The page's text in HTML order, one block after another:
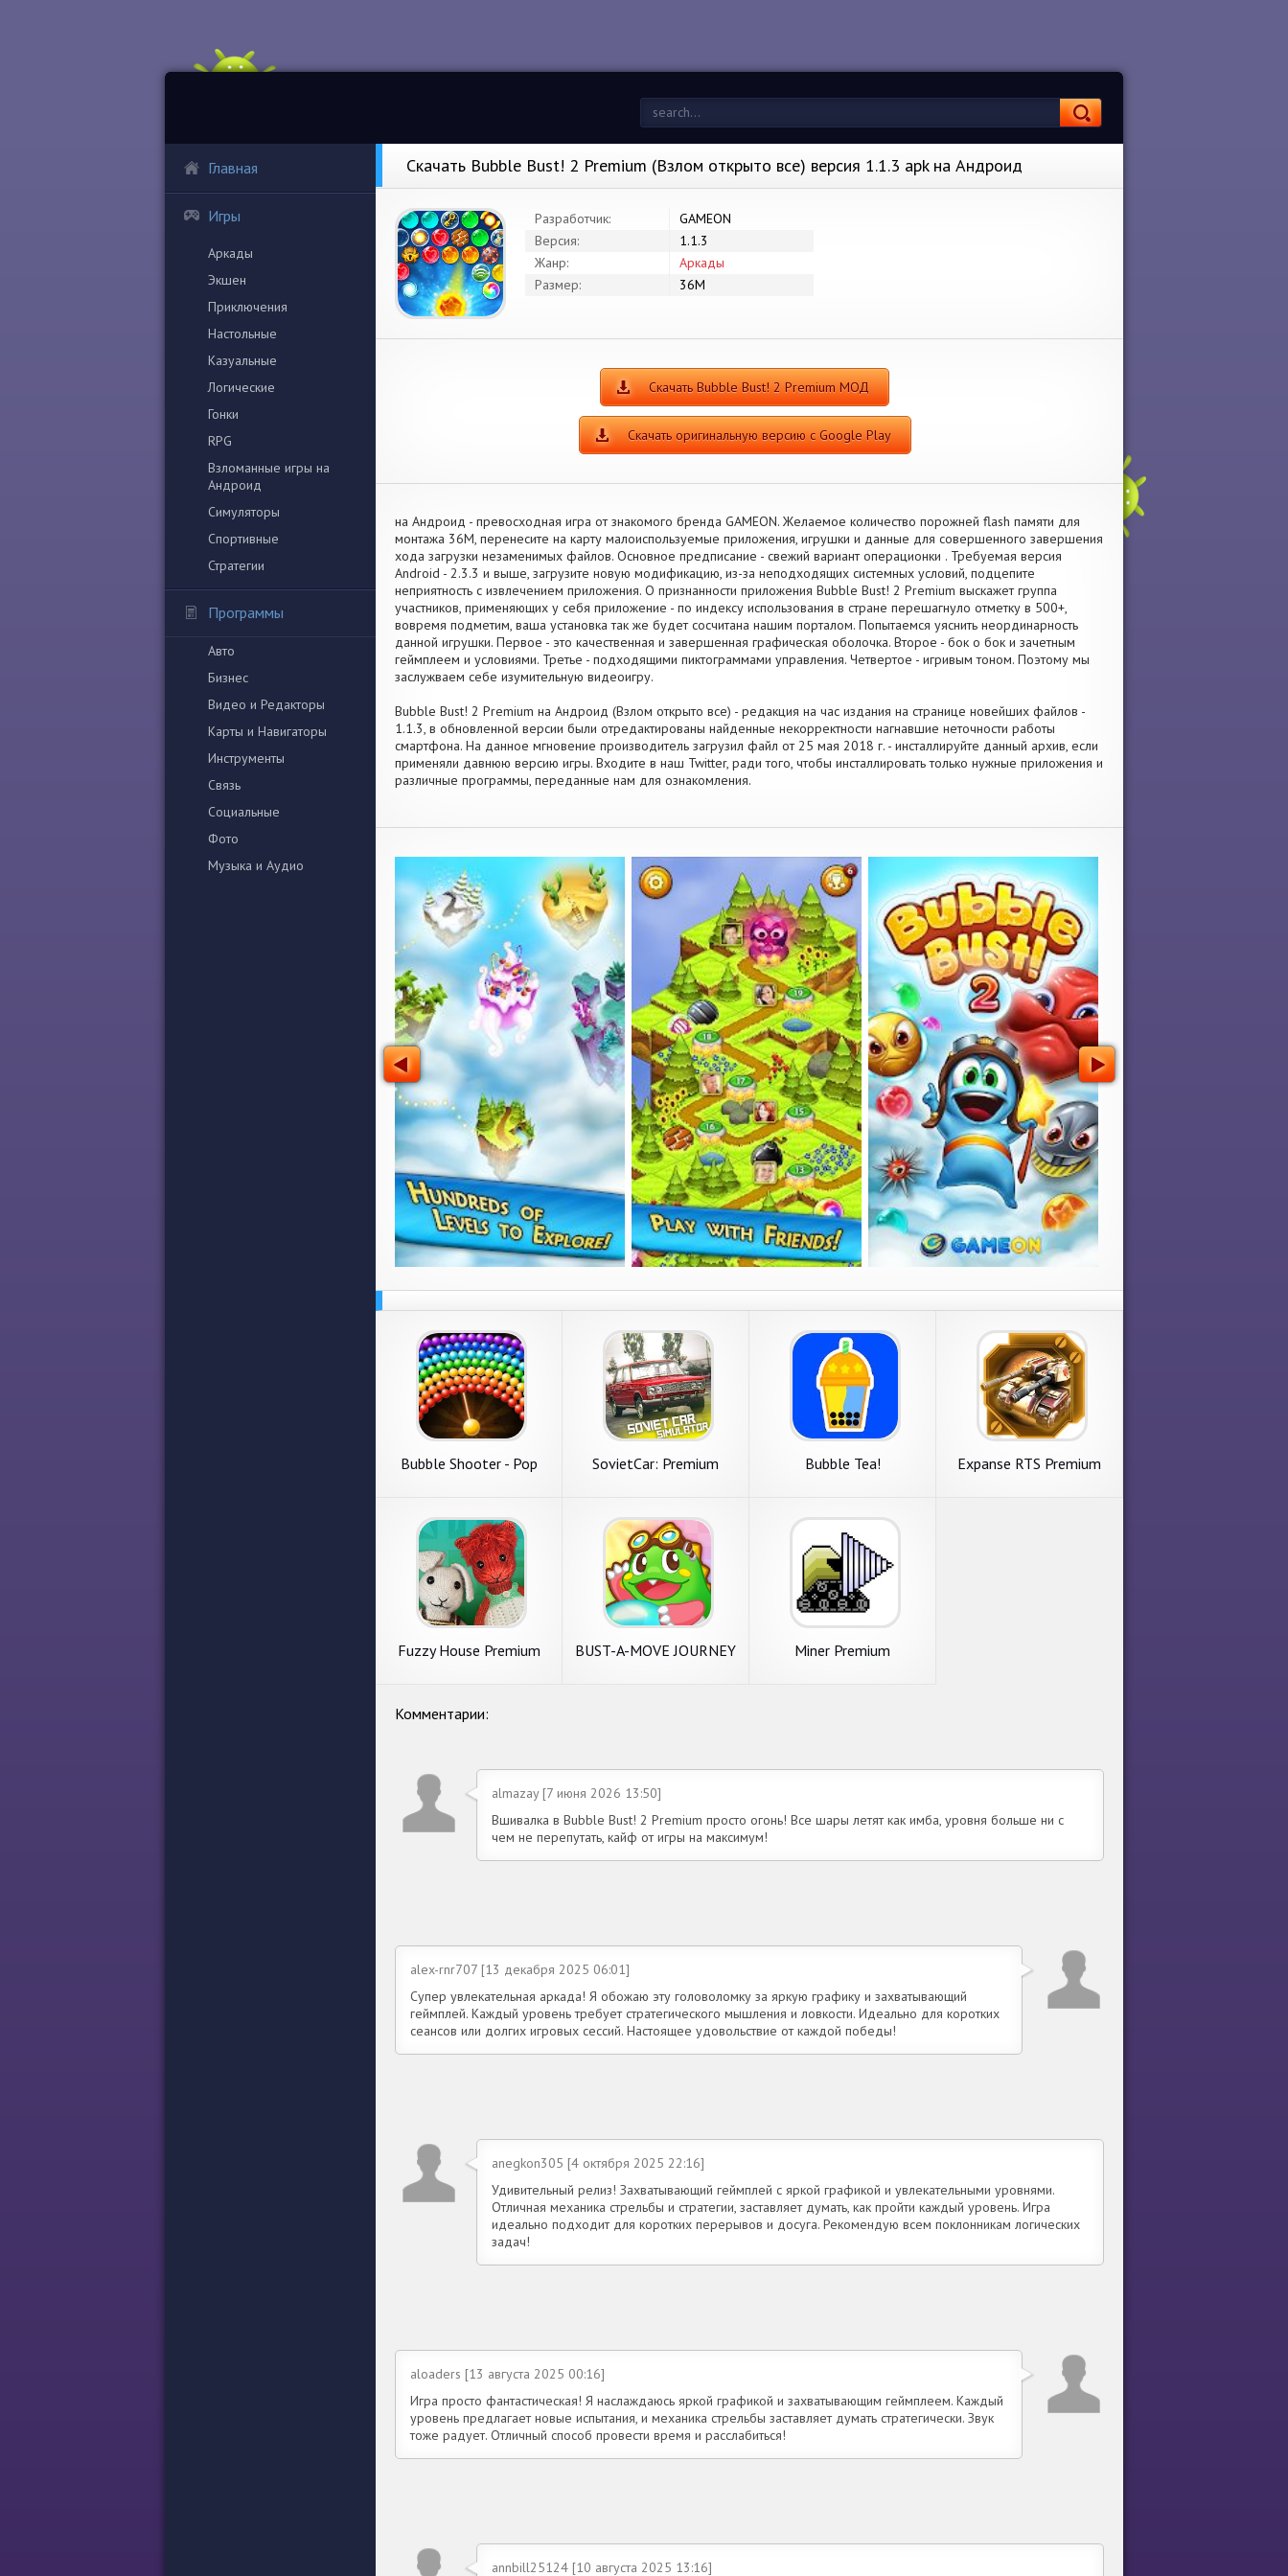
Главная
Игры
Аркады
Экшен
Приключения
Настольные
Казуальные
Логические
Гонки
RPG
Взломанные игры на
Андроид
Симуляторы
Спортивные
Стратегии
Программы
Авто
Бизнес
Видео и Редакторы
Карты и Навигаторы
Инструменты
Связь
Социальные
Фото
Музыка и Аудио
Скачать Bubble Bust! 2 Premium (Взлом открыто все) версия 1.1.3 apk на Андроид
Разработчик:
GAMEON
Версия:
1.1.3
Жанр:
Аркады
Размер:
36M
Скачать Bubble Bust! 2 Premium МОД
Скачать оригинальную версию с Google Play
на Андроид - превосходная игра от знакомого бренда GAMEON. Желаемое количество порожней flash памяти для
монтажа 36M, перенесите на карту малоиспользуемые приложения, игрушки и данные для совершенного завершения
хода загрузки незаменимых файлов. Основное предписание - свежий вариант операционки . Требуемая версия
Android - 2.3.3 и выше, загрузите новую модификацию, из-за неподходящих системных условий, подцепите
неприятность с извлечением приложения. О признанности приложения Bubble Bust! 2 Premium выскажет группа
участников, применяющих у себя приложение - по индексу использования в стране перешагнуло отметку в 500+,
вовремя подметим, ваша установка так же будет сосчитана нашим порталом. Попытаемся уяснить неординарность
данной игрушки. Первое - это качественная и завершенная графическая оболочка. Второе - бок о бок и зачетным
геймплеем и условиями. Третье - подходящими пиктограммами управления. Четвертое - игривым тоном. Поэтому мы
заслужваем себе изумительную видеоигру.
Bubble Bust! 2 Premium на Андроид (Взлом открыто все) - редакция на час издания на странице новейших файлов -
1.1.3, в обновленной версии были отредактированы найденные некорректности нагнавшие неточности работы
смартфона. На данное мгновение производитель загрузил файл от 25 мая 2018 г. - инсталлируйте данный архив, если
применяли давнюю версию игры. Входите в наш Twitter, ради того, чтобы инсталлировать только нужные приложения и
различные программы, переданные нам для ознакомления.
Bubble Shooter - Pop
SovietCar: Premium Bubble Tea! Expanse RTS Premium
Fuzzy House Premium BUST-A-MOVE JOURNEY Miner Premium
Комментарии:
almazay [7 июня 2026 13:50]
Вшивалка в Bubble Bust! 2 Premium просто огонь! Все шары летят как имба, уровня больше ни с
чем не перепутать, кайф от игры на максимум!
alex-rnr707 [13 декабря 2025 06:01]
Супер увлекательная аркада! Я обожаю эту головоломку за яркую графику и захватывающий
геймплей. Каждый уровень требует стратегического мышления и ловкости. Идеально для коротких
сеансов или долгих игровых сессий. Настоящее удовольствие от каждой победы!
anegkon305 [4 октября 2025 22:16]
Удивительный релиз! Захватывающий геймплей с яркой графикой и увлекательными уровнями.
Отличная механика стрельбы и стратегии, заставляет думать, как пройти каждый уровень. Игра
идеально подходит для коротких перерывов и досуга. Рекомендую всем поклонникам логических
задач!
aloaders [13 августа 2025 00:16]
Игра просто фантастическая! Я наслаждаюсь яркой графикой и захватывающим геймплеем. Каждый
уровень предлагает новые испытания, и механика стрельбы заставляет думать стратегически. Звук
тоже радует. Отличный способ провести время и расслабиться!
annbill25124 [10 августа 2025 13:16]